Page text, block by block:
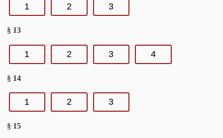
1 2 3
§ 13
1 2 3 4
§ 14
1 2 3
§ 15